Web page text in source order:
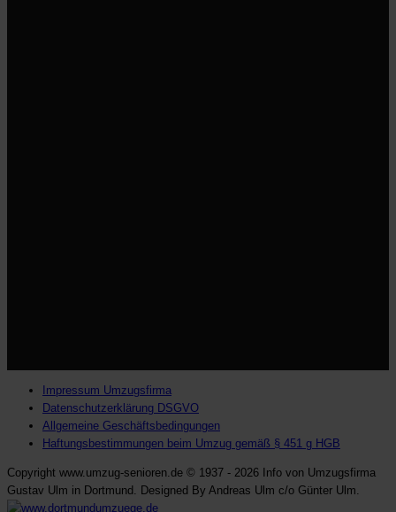
Impressum Umzugsfirma
Datenschutzerklärung DSGVO
Allgemeine Geschäftsbedingungen
Haftungsbestimmungen beim Umzug gemäß § 451 g HGB
Copyright www.umzug-senioren.de © 1937 - 2026 Info von Umzugsfirma
Gustav Ulm in Dortmund. Designed By Andreas Ulm c/o Günter Ulm.